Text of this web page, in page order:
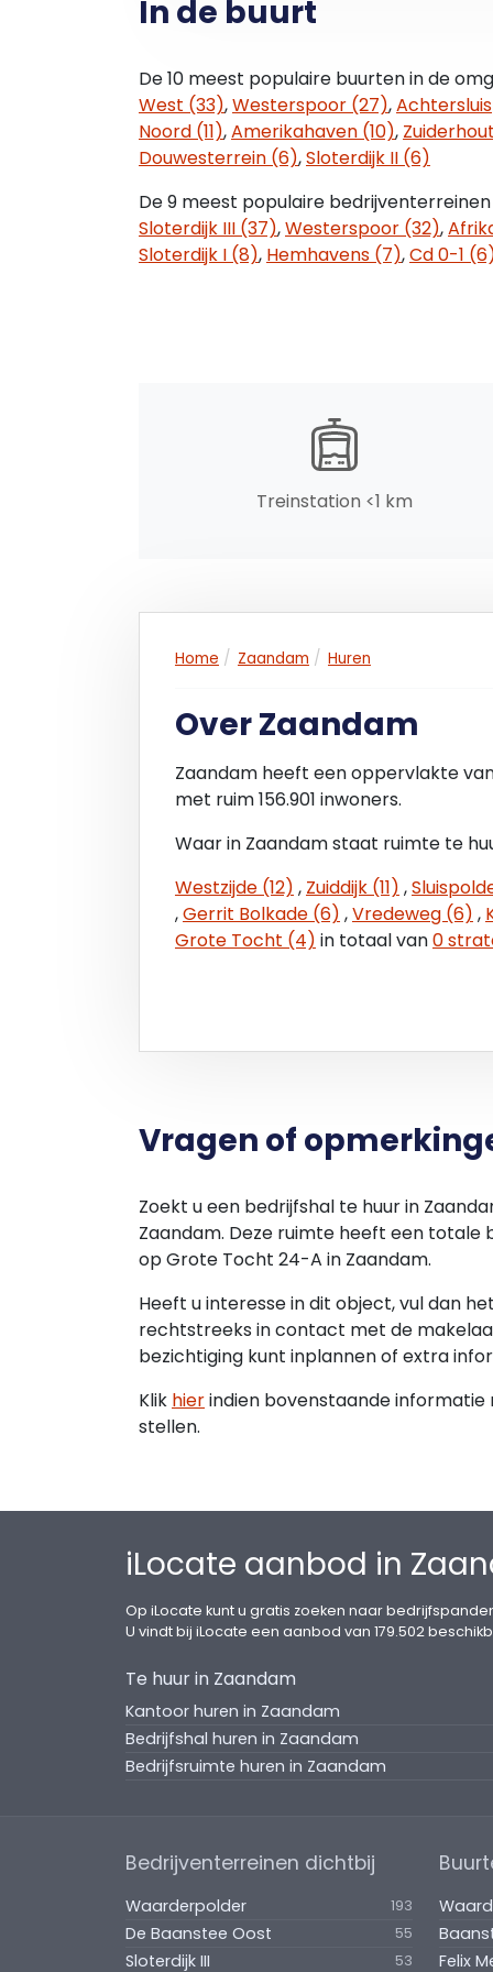
en de IJmond. Openbaar vervoer naar
Kadastrale gegevens
- Gemeente: Zaandam
- Sectie: N
Deze bedrijfsunit biedt een uitstekende
goed bereikbare en functionele
informatie of een bezichtiging!
In de buurt
De 10 meest populaire buurten in de
West (33),Westerspoor (27),
Noord (11),Amerikahaven (10),
Douwesterrein (6),Sloterdijk II (6)
De 9 meest populaire
Sloterdijk III (37),Westerspoor (32),
Sloterdijk I (8), Hemhavens (7),Cd 0-1
Treinstation <1 km
Home Zaandam Huren
Over Zaandam
Zaandam heeft een oppervlakte van
met ruim 156.901 inwoners.
Waar in Zaandam staat ruimte te
Westzijde (12) , Zuiddijk (11) ,
,Gerrit Bolkade (6) ,Vredeweg (6) ,
Grote Tocht (4) in totaal van0
Vragen of
Zoekt u een bedrijfshal te huur in
Zaandam. Deze ruimte heeft een totale
op Grote Tocht 24-A in Zaandam.
Heeft u interesse in dit object, vul dan
rechtstreeks in contact met de
bezichtiging kunt inplannen of extra
Klik hierindien bovenstaande informatie
stellen.
iLocate aanbod in
Op iLocate kunt u gratis zoeken naar
U vindt bij iLocate een aanbod van 179.502
Te huur in Zaandam
Kantoor huren in Zaandam
Bedrijfshal huren in Zaandam
Bedrijfsruimte huren in Zaandam
Bedrijventerreinen dichtbij
Waarderpolder 193
De Baanstee Oost 55
Sloterdijk III 53 Felix